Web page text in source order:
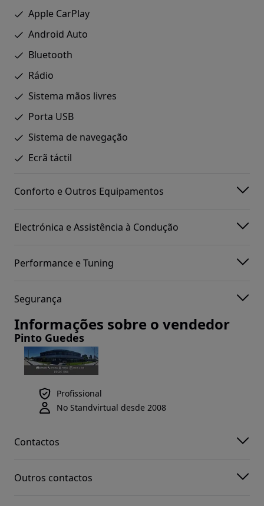
Apple CarPlay
Android Auto
Bluetooth
Rádio
Sistema mãos livres
Porta USB
Sistema de navegação
Ecrã táctil
Conforto e Outros Equipamentos
Electrónica e Assistência à Condução
Performance e Tuning
Segurança
Informações sobre o vendedor
Pinto Guedes
Profissional
No Standvirtual desde 2008
Contactos
Outros contactos